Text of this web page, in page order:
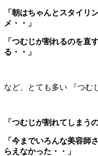
「朝はちゃんとスタイリ
メ・・」
「つむじが割れるのを直
る・・」
など、とても多い 『つむ
「つむじが割れてしまう
「今までいろんな美容師
らえなかった・・」